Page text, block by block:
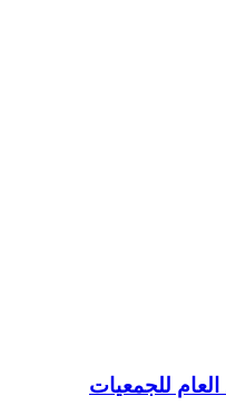
للجمعيات